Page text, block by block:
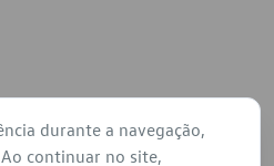
durante a navegação,
continuar no site,